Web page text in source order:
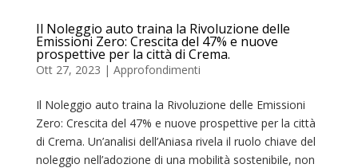
Il Noleggio auto traina la Rivoluzione delle
Emissioni Zero: Crescita del 47% e nuove
prospettive per la città di Crema.
Ott 27, 2023 | Approfondimenti
Il Noleggio auto traina la Rivoluzione delle Emissioni
Zero: Crescita del 47% e nuove prospettive per la città
di Crema. Un’analisi dell’Aniasa rivela il ruolo chiave del
noleggio nell’adozione di una mobilità sostenibile, non